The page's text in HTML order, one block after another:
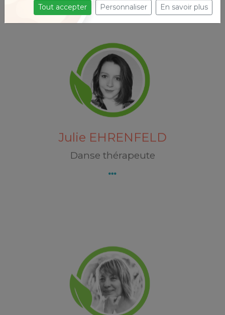
Julie EHRENFELD
Danse thérapeute
Julie EHRENFELD
Découvrez Julie EHRENFELD
Florence JALABERT
Florence JALABERT
27 avenue de la Vaux Mourot
55000 FAINS-VéEL
Découvrez Florence JALABERT
Tout accepter Personnaliser En savoir plus